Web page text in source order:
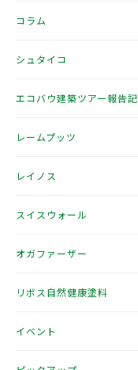
コラム
シュタイコ
エコバウ建築ツアー報告記
レームプッツ
レイノス
スイスウォール
オガファーザー
リボス自然健康塗料
イベント